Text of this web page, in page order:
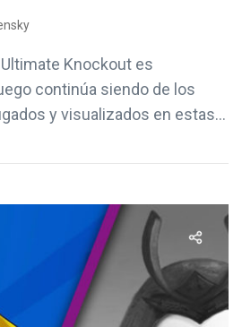
Knockout es
continúa siendo de los
y visualizados en estas...